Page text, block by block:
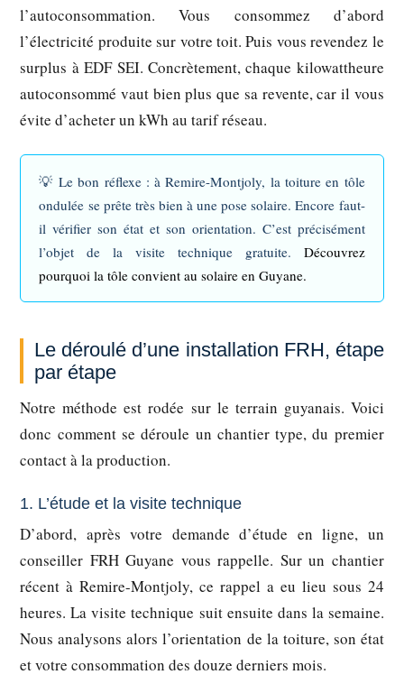
l’autoconsommation. Vous consommez d’abord
l’électricité produite sur votre toit. Puis vous revendez le
surplus à EDF SEI. Concrètement, chaque kilowattheure
autoconsommé vaut bien plus que sa revente, car il vous
évite d’acheter un kWh au tarif réseau.
💡 Le bon réflexe : à Remire-Montjoly, la toiture en tôle
ondulée se prête très bien à une pose solaire. Encore faut-
il vérifier son état et son orientation. C’est précisément
l’objet de la visite technique gratuite. Découvrez
pourquoi la tôle convient au solaire en Guyane.
Le déroulé d’une installation FRH, étape
par étape
Notre méthode est rodée sur le terrain guyanais. Voici
donc comment se déroule un chantier type, du premier
contact à la production.
1. L’étude et la visite technique
D’abord, après votre demande d’étude en ligne, un
conseiller FRH Guyane vous rappelle. Sur un chantier
récent à Remire-Montjoly, ce rappel a eu lieu sous 24
heures. La visite technique suit ensuite dans la semaine.
Nous analysons alors l’orientation de la toiture, son état
et votre consommation des douze derniers mois.